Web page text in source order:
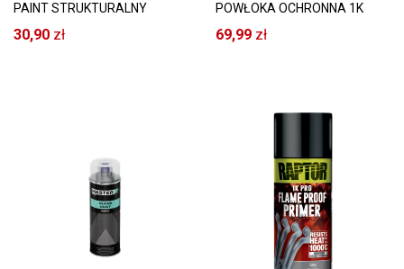
PAINT STRUKTURALNY
LAKIER CZARNY 500ML DO
ZDERZAKÓW
30,90 zł
POWŁOKA OCHRONNA 1K
SPRAY CZARNY
69,99 zł